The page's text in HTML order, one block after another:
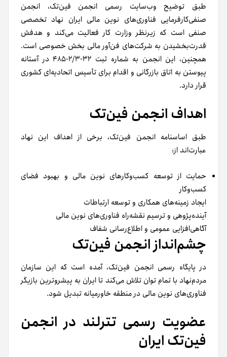
طبق توضیح وب‌سایت رسمی انجمن فین‌تک‌، انجمن
صنفی‌کارفرمایی فناوری‌های نوین مالی ایران نهاد تخصصی
صنفی است که زیرنظر وزارت کار فعالیت می‌کند و هدفش
قدرت‌بخشیدن به شرکت‌های فن‌آور مالی بخش خصوصی است.
همچنین، این انجمن به شماره ثبت ۳۲-۲/۳-۴۸۵ در آستانه
پیوستن به اتاق بازرگانی و اقدام برای تأسیس اتحادیه‌ای کشوری
قرار دارد.
اهداف انجمن فین‌تک
طبق اساسنامه انجمن فین‌تک، برخی از اهداف این نهاد
عبارت‌اند از:
حمایت از توسعه کسب‌وکارهای نوین مالی و بهبود فضای
کسب‌وکار
ایجاد زمینه‌های همکاری و توسعه ارتباطات
آینده‌پژوهی و ترسیم نقشه‌راه فناوری‌های نوین مالی
آگاهی‌افزایی عمومی و اطلاع‌رسانی شفاف
چشم‌انداز انجمن فین‌تک
در پایگاه رسمی انجمن فین‌تک، آمده است که این سازمان
مردم‌نهاد با تمام توان تلاش می‌کند تا ایران به پیشروترین بازیگر
فناوری‌های نوین مالی در منطقه خاورمیانه تبدیل شود.
عضویت رسمی تترلند در انجمن
فین‌تک ایران